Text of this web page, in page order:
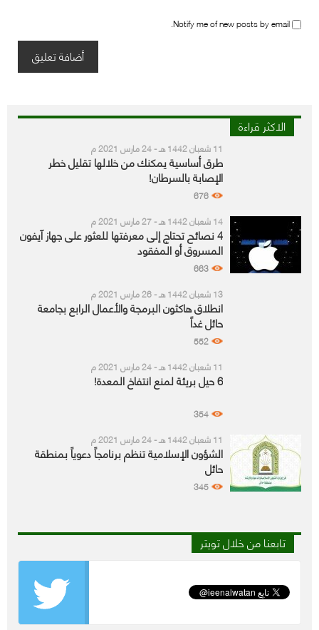
Notify me of new posts by email.
الاكثر قراءة
11 شعبان 1442 هـ - 24 مارس 2021 م
طرق أساسية يمكنك من خلالها تقليل خطر
الإصابة بالسرطان!
676
14 شعبان 1442 هـ - 27 مارس 2021 م
4 نصائح تحتاج إلى معرفتها للعثور على جهاز آيفون
المسروق أو المفقود
663
13 شعبان 1442 هـ - 26 مارس 2021 م
انطلاق هاكثون البرمجة والأعمال الرابع بجامعة
حائل غداً
552
11 شعبان 1442 هـ - 24 مارس 2021 م
6 حيل بريئة لمنع انتفاخ المعدة!
354
11 شعبان 1442 هـ - 24 مارس 2021 م
الشؤون الإسلامية تنظم برنامجاً دعوياً بمنطقة
حائل
345
تابعنا من خلال تويتر